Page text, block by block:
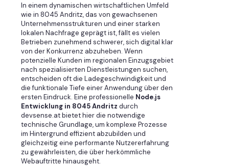
In einem dynamischen wirtschaftlichen Umfeld
wie in 8045 Andritz, das von gewachsenen
Unternehmensstrukturen und einer starken
lokalen Nachfrage geprägt ist, fällt es vielen
Betrieben zunehmend schwerer, sich digital klar
von der Konkurrenz abzuheben. Wenn
potenzielle Kunden im regionalen Einzugsgebiet
nach spezialisierten Dienstleistungen suchen,
entscheiden oft die Ladegeschwindigkeit und
die funktionale Tiefe einer Anwendung über den
ersten Eindruck. Eine professionelle Node.js
Entwicklung in 8045 Andritz durch
devsense.at bietet hier die notwendige
technische Grundlage, um komplexe Prozesse
im Hintergrund effizient abzubilden und
gleichzeitig eine performante Nutzererfahrung
zu gewährleisten, die über herkömmliche
Webauftritte hinausgeht.